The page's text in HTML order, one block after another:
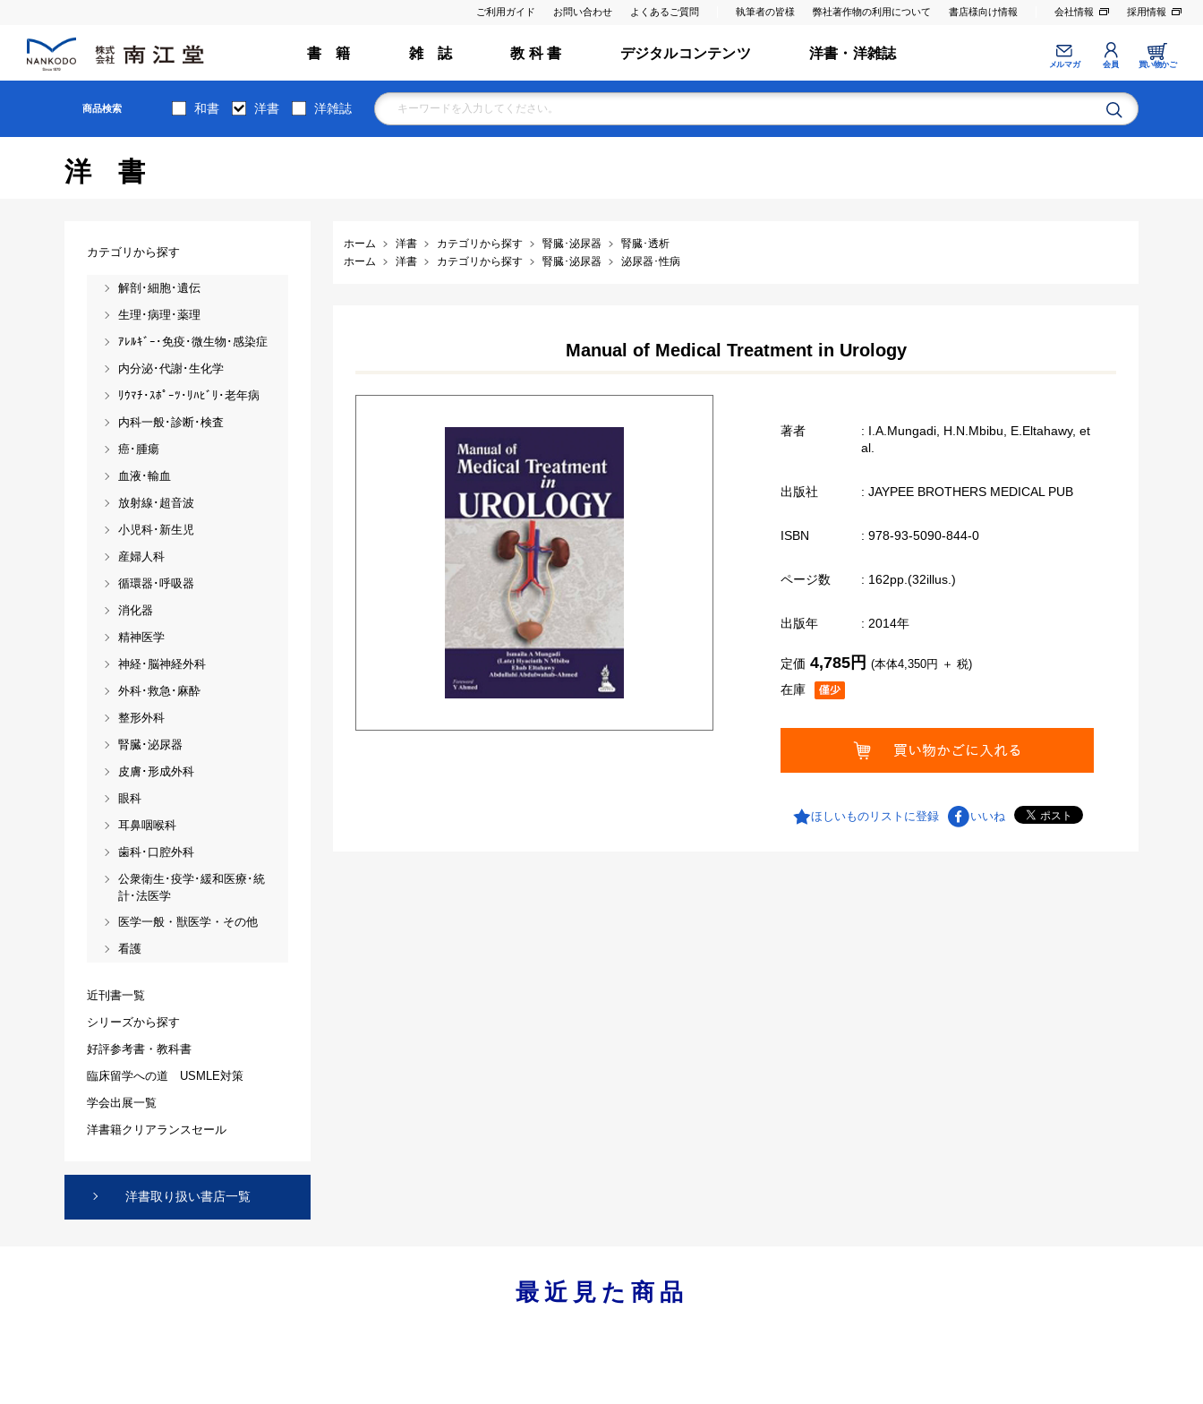
ご利用ガイド お問い合わせ よくあるご質問 執筆者の皆様 弊社著作物の利用について 書店様向け情報 会社情報 採用情報
書 籍 雑 誌 教 科 書 デジタルコンテンツ 洋書・洋雑誌
メルマガ 会員 買い物かご
商品検索 和書 洋書 洋雑誌
洋書
ホーム 洋書 カテゴリから探す 腎臓･泌尿器
腎臓･透析
ホーム
洋書 カテゴリから探す 腎臓･泌尿器 泌尿器･性病
Manual of Medical Treatment in Urology
著者
: I.A.Mungadi, H.N.Mbibu, E.Eltahawy, et
al.
出版社 : JAYPEE BROTHERS MEDICAL PUB
ISBN : 978-93-5090-844-0
ページ数 : 162pp.(32illus.)
出版年 : 2014年
在庫
定価 4,785円 (本体4,350円 ＋ 税)
ほしいものリストに登録 いいね
カテゴリから探す
解剖･細胞･遺伝
生理･病理･薬理
ｱﾚﾙｷﾞｰ･免疫･微生物･感染症
内分泌･代謝･生化学
ﾘｳﾏﾁ･ｽﾎﾟｰﾂ･ﾘﾊﾋﾞﾘ･老年病
内科一般･診断･検査
癌･腫瘍
血液･輸血
放射線･超音波
小児科･新生児
産婦人科
循環器･呼吸器
消化器
精神医学
神経･脳神経外科
外科･救急･麻酔
整形外科
腎臓･泌尿器
皮膚･形成外科
眼科
耳鼻咽喉科
歯科･口腔外科
公衆衛生･疫学･緩和医療･統
計･法医学
医学一般・獣医学・その他
看護
近刊書一覧
シリーズから探す
好評参考書・教科書
臨床留学への道 USMLE対策
学会出展一覧
洋書籍クリアランスセール
洋書取り扱い書店一覧
最近見た商品